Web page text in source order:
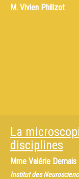
M. Vivien Philizot
La
disciplines
Mme Valérie Demais
Institut des